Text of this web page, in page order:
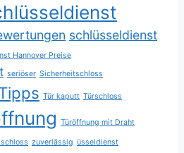
schlüsseldienst
Hannover Preise
seriöser Sicherheitschloss
Tür kaputt Türschloss
Türöffnung mit Draht
zuverlässig üsseldienst